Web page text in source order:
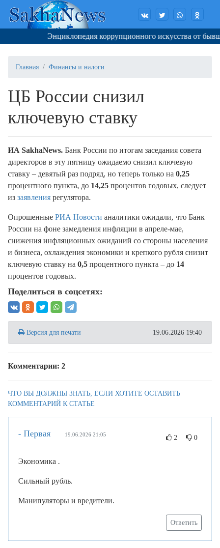
Энциклопедия коррупционного искусства от
Главная Финансы и налоги
ЦБ России снизил
ключевую ставку
ИA SakhaNews. Банк России по итогам заседания совета
директоров в эту пятницу ожидаемо снизил ключевую
ставку – девятый раз подряд, но теперь только на 0,25
процентного пункта, до 14,25 процентов годовых, следует
из заявления регулятора.
Опрошенные РИА Новости аналитики ожидали, что Банк
России на фоне замедления инфляции в апреле-мае,
снижения инфляционных ожиданий со стороны населения
и бизнеса, охлаждения экономики и крепкого рубля снизит
ключевую ставку на 0,5 процентного пункта – до 14
процентов годовых.
Поделиться в соцсетях:
Версия для печати 19.06.2026 19:40
Комментарии: 2
ЧТО ВЫ ДОЛЖНЫ ЗНАТЬ, ЕСЛИ ХОТИТЕ ОСТАВИТЬ
КОММЕНТАРИЙ К СТАТЬЕ
- Первая 19.06.2026 21:05 2 0
Экономика .
Сильный рубль.
Манипуляторы и вредители.
Ответить